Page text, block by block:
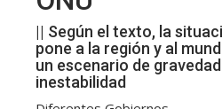
|| Según el texto, la
pone a la región y al
un escenario de
inestabilidad